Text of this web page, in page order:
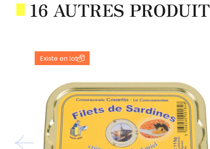
16 AUTRES
Existe en lot